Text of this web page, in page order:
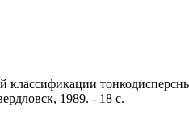
1989. - 18 с.